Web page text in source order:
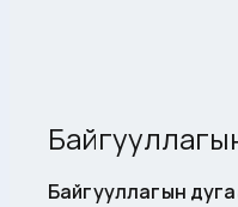
Байгууллагын
Байгууллагын